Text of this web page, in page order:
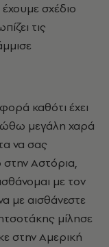
σχέδιο
τις
καθότι έχει
μεγάλη χαρά
να σας
Αστόρια,
με τον
με αισθάνεστε
μίλησε
στην Αμερική